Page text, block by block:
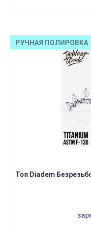
Топ Diadem
РУЧНАЯ ПОЛИРОВКА